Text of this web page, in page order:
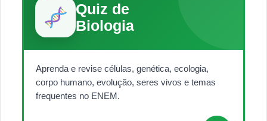
Quiz de
Biologia
Aprenda e revise células, genética, ecologia,
corpo humano, evolução, seres vivos e temas
frequentes no ENEM.